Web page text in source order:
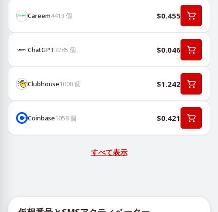
Careem4413 個 $0.455
ChatGPT3285 個 $0.046
Clubhouse1000個 $1.242
Coinbase1058個 $0.421
すべて表示